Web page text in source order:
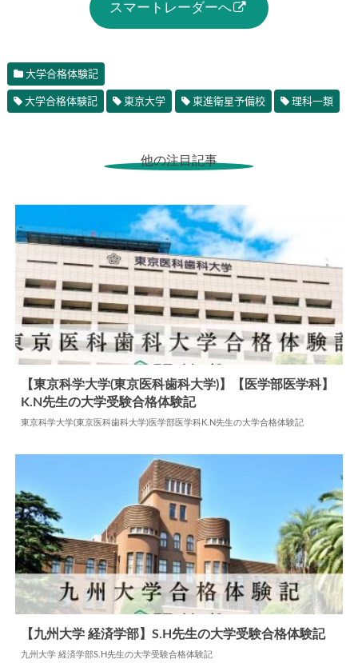
スマートレーダーへ
大学合格体験記
大学合格体験記 東京大学 東進衛星予備校 理科一類
他の注目記事
大学合格体験記 2024.06.10
【東京科学大学(東京医科歯科大学)】【医学部医学科】
K.N先生の大学受験合格体験記
東京科学大学(東京医科歯科大学)医学部医学科K.N先生の大学合格体験記
【九州大学 経済学部】S.H先生の大学受験合格体験記
九州大学 経済学部S.H先生の大学受験合格体験記